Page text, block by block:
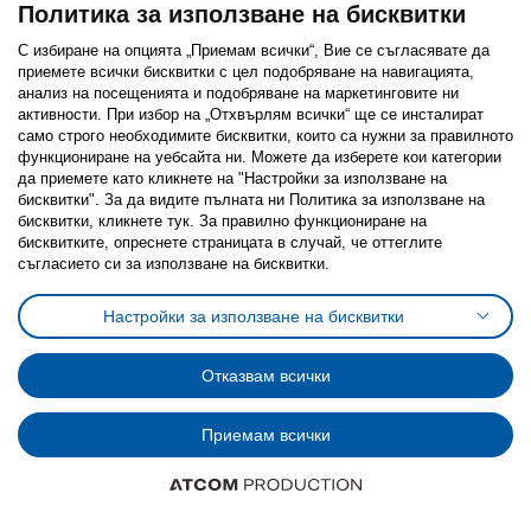
Ръководства за закупуване
Ваучер за подарък ИКЕА
Условия за връщане на закупени стоки
За ИКЕА
Работете с нас
Това е ИКЕА
Пресцентър
Най-често задавани въпроси
Свържете се с нас
Приложение IKEA Bulgaria:
Последвайте ни:
YoutubePinterestInstagram
Политика за използване на бисквитки
С избиране на опцията „Приемам всички“, Вие се съгласявате да
приемете всички бисквитки с цел подобряване на навигацията,
анализ на посещенията и подобряване на маркетинговите ни
активности. При избор на „Отхвърлям всички“ ще се инсталират
само строго необходимитe бисквитки, които са нужни за правилното
функциониране на уебсайта ни. Можете да изберете кои категории
да приемете като кликнете на "Настройки за използване на
бисквитки". За да видите пълната ни Политика за използване на
бисквитки, кликнете тук. За правилно функциониране на
бисквитките, опреснете страницата в случай, че оттеглите
съгласието си за използване на бисквитки.
Настройки за използване на бисквитки
Отказвам всички
Приемам всички